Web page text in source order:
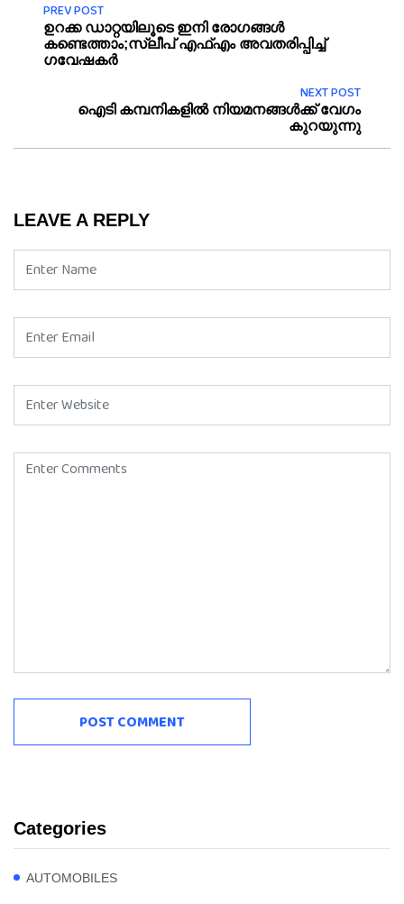
PREV POST
ഉറക്ക ഡാറ്റയിലൂടെ ഇനി രോഗങ്ങൾ
കണ്ടെത്താം;സ്ലീപ് എഫ്എം അവതരിപ്പിച്ച്
ഗവേഷകർ
NEXT POST
ഐടി കമ്പനികളില്‍ നിയമനങ്ങള്‍ക്ക് വേഗം
കുറയുന്നു
LEAVE A REPLY
Categories
AUTOMOBILES